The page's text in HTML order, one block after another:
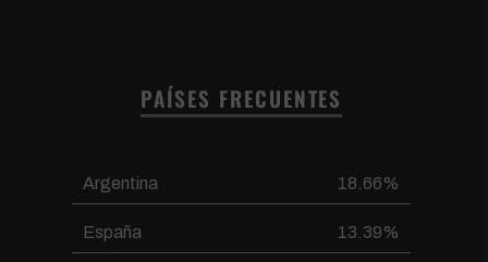
PAÍSES FRECUENTES
Argentina 18.66%
España 13.39%